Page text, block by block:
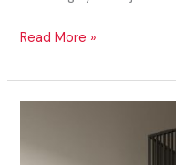
Read More »